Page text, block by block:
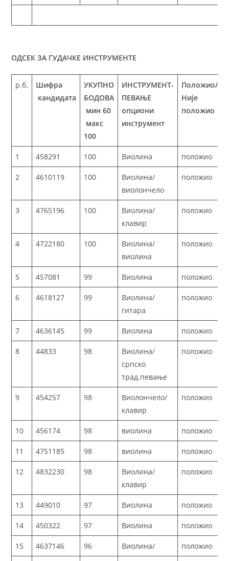
ОДСЕК ЗА ГУДАЧКЕ ИНСТРУМЕНТЕ
р.б.
Шифра
кандидата
УКУПНО
БОДОВА
мин 60
макс
100
ИНСТРУМЕНТ-
ПЕВАЊЕ
опциони
инструмент
Положио/
Није
положио
1 458291 100 Виолина положио
2 4610119 100
Виолина/
виолончело
положио
3 4765196 100
Виолина/
клавир
положио
4 4722180 100
Виолина/
виолина
положио
5 457081 99 Виолина положио
6 4618127 99
Виолина/
гитара
положио
7 4636145 99 Виолина положио
8 44833 98
Виолина/
српско
трад.певање
положио
9 454257 98
Виолончело/
клавир
положио
10 456174 98 виолина положио
11 4751185 98 виолина положио
12 4832230 98
Виолина/
клавир
положио
13 449010 97 Виолина положио
14 450322 97 Виолина положио
15 4637146 96 Виолина/ положио